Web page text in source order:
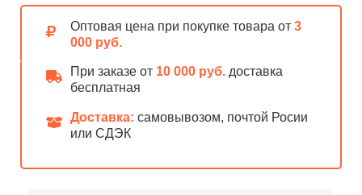
Оптовая цена при покупке товара от 3
000 руб.
При заказе от 10 000 руб. доставка
бесплатная
Доставка: самовывозом, почтой Росии
или СДЭК